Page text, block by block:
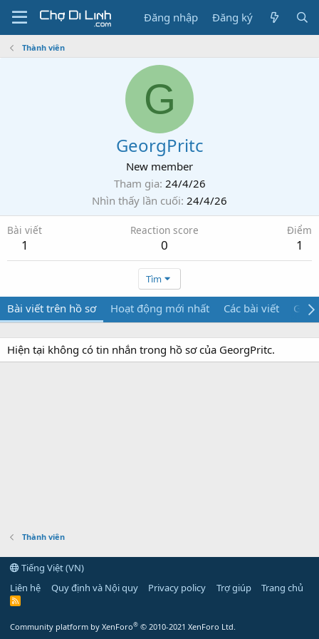
Đăng nhập Đăng ký
Thành viên
G
GeorgPritc
New member
Tham gia 24/4/26
Nhìn thấy lần cuối 24/4/26
Bài viết
1
Reaction score
0
Điểm
1
Tìm
Bài viết trên hồ sơ Hoạt động mới nhất Các bài viết Giới
Hiện tại không có tin nhắn trong hồ sơ của GeorgPritc.
Thành viên
Tiếng Việt (VN)
Liên hệ
Quy định và Nội quy Privacy policy Trợ giúp Trang chủ
R
Community platform by XenForo® © 2010-2021 XenForo Ltd.